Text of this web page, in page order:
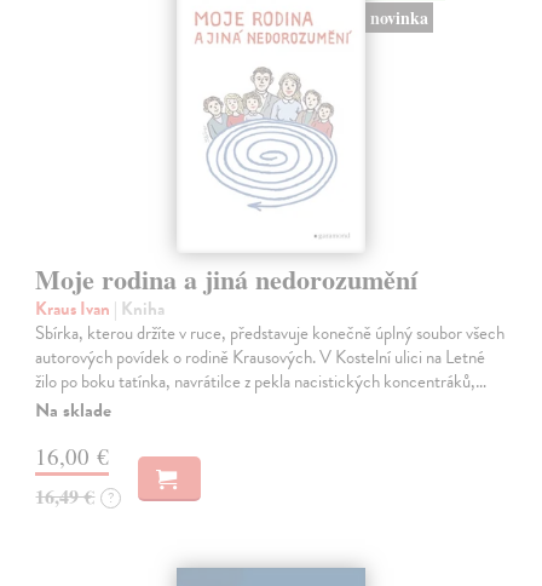
novinka
Moje rodina a jiná nedorozumění
Kraus Ivan | Kniha
Sbírka, kterou držíte v ruce, představuje konečně úplný soubor všech
autorových povídek o rodině Krausových. V Kostelní ulici na Letné
žilo po boku tatínka, navrátilce z pekla nacistických koncentráků,…
Na sklade
16,00 €
16,49 € ?